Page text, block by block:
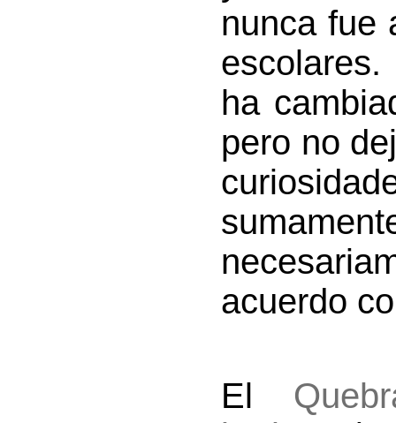
nunca fue
ha
pero no
acuerdo
El